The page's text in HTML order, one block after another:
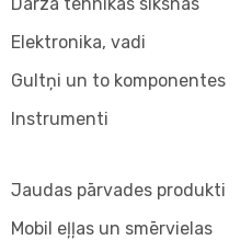
Elektronika, vadi
Gultņi un to komponentes
Instrumenti
Jaudas pārvades produkti
Mobil eļļas un smērvielas